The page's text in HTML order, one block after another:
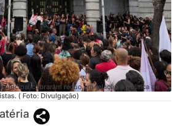
cobraram recuo em relação à política de
( Foto: Divulgação)